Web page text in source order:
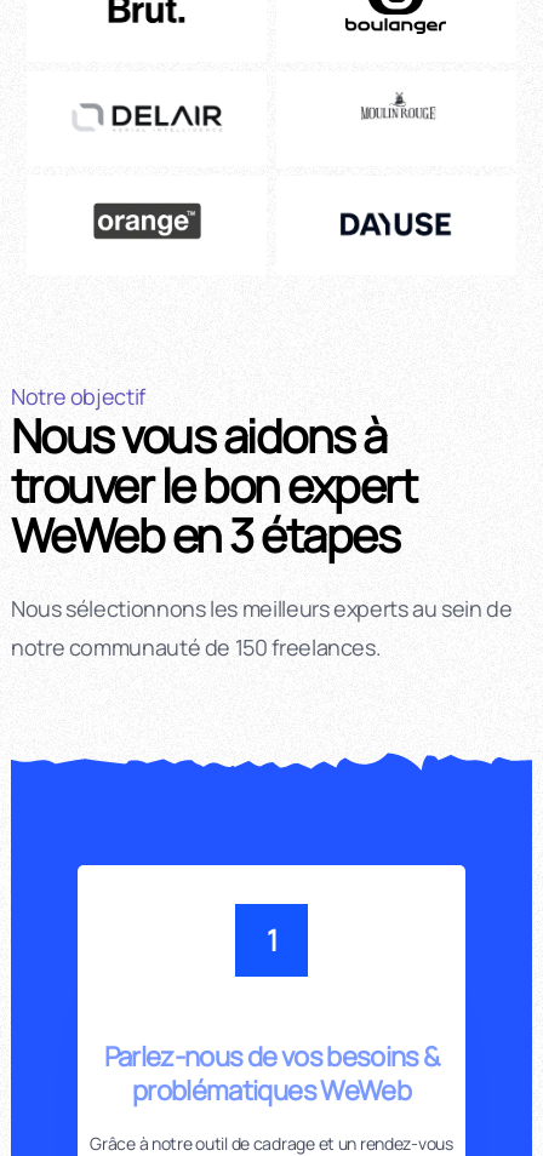
Notre objectif
Nous vous aidons à
trouver le bon expert
WeWeb en 3 étapes
Nous sélectionnons les meilleurs experts au sein de
notre communauté de 150 freelances.
1
Parlez-nous de vos besoins &
problématiques WeWeb
Grâce à notre outil de cadrage et un rendez-vous